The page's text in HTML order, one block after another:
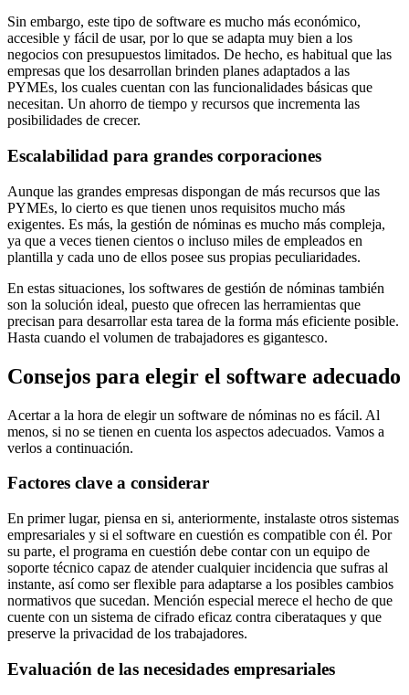
Sin embargo, este tipo de software es mucho más económico,
accesible y fácil de usar, por lo que se adapta muy bien a los
negocios con presupuestos limitados. De hecho, es habitual que las
empresas que los desarrollan brinden planes adaptados a las
PYMEs, los cuales cuentan con las funcionalidades básicas que
necesitan. Un ahorro de tiempo y recursos que incrementa las
posibilidades de crecer.
Escalabilidad para grandes corporaciones
Aunque las grandes empresas dispongan de más recursos que las
PYMEs, lo cierto es que tienen unos requisitos mucho más
exigentes. Es más, la gestión de nóminas es mucho más compleja,
ya que a veces tienen cientos o incluso miles de empleados en
plantilla y cada uno de ellos posee sus propias peculiaridades.
En estas situaciones, los softwares de gestión de nóminas también
son la solución ideal, puesto que ofrecen las herramientas que
precisan para desarrollar esta tarea de la forma más eficiente posible.
Hasta cuando el volumen de trabajadores es gigantesco.
Consejos para elegir el software adecuado
Acertar a la hora de elegir un software de nóminas no es fácil. Al
menos, si no se tienen en cuenta los aspectos adecuados. Vamos a
verlos a continuación.
Factores clave a considerar
En primer lugar, piensa en si, anteriormente, instalaste otros sistemas
empresariales y si el software en cuestión es compatible con él. Por
su parte, el programa en cuestión debe contar con un equipo de
soporte técnico capaz de atender cualquier incidencia que sufras al
instante, así como ser flexible para adaptarse a los posibles cambios
normativos que sucedan. Mención especial merece el hecho de que
cuente con un sistema de cifrado eficaz contra ciberataques y que
preserve la privacidad de los trabajadores.
Evaluación de las necesidades empresariales